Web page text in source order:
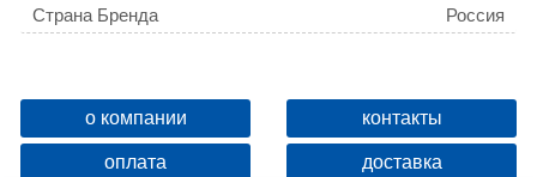
Страна Бренда Россия
ID
140227
Покрытие корпуса глянцевая
о компании контакты
оплата доставка